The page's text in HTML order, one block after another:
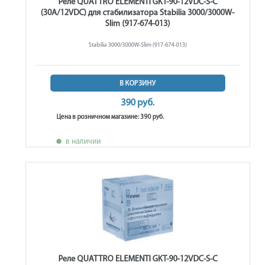
Реле QUATTRO ELEMENTI GKT-90-12VDC-S-C
(30A/12VDC) для стабилизатора Stabilia 3000/3000W-
Slim (917-674-013)
Stabilia 3000/3000W-Slim (917-674-013)
В КОРЗИНУ
390 руб.
Цена в розничном магазине: 390 руб.
в наличии
Реле QUATTRO ELEMENTI GKT-90-12VDC-S-C